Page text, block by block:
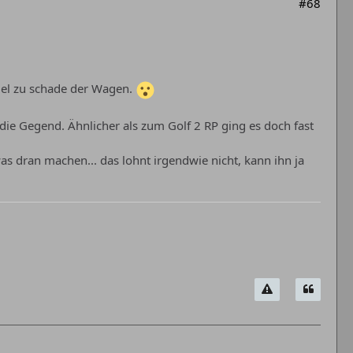
#68
zu schade der Wagen.
Gegend. Ähnlicher als zum Golf 2 RP ging es doch fast
dran machen... das lohnt irgendwie nicht, kann ihn ja